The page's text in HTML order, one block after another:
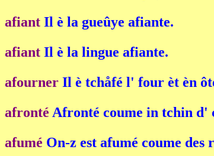
afiant Il è la gueûye afiante.
afiant Il è la lingue afiante.
afourner Il è tchåfé l' four èt èn
afronté Afronté coume in tchin d'
afumé On-z est afumé coume des